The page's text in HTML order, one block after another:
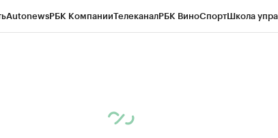
AutonewsРБК КомпанииТелеканалРБК ВиноСпортШкола